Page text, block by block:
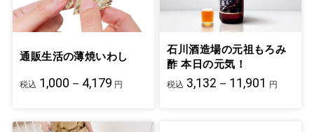
通販生活の薄焼いわし
税込 1,000－4,179 円
石川酒造場の元祖もろみ
酢 本日の元気！
税込 3,132－11,901 円